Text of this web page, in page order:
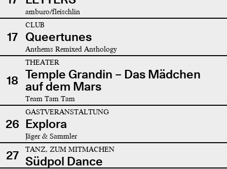
amburo/fleischlin
17
CLUB
Queertunes
Anthems Remixed Anthology
18
THEATER
Temple Grandin – Das Mädchen
auf dem Mars
Team Tam Tam
26
GASTVERANSTALTUNG
Explora
Jäger & Sammler
27 TANZ, ZUM MITMACHEN
Südpol Dance